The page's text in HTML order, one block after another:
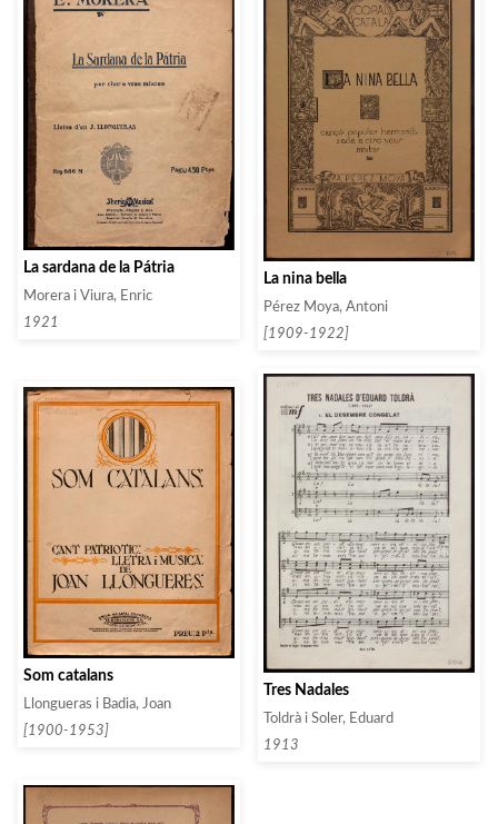
La sardana de la Pátria
Morera i Viura, Enric
1921
La nina bella
Pérez Moya, Antoni
[1909-1922]
Som catalans
Llongueras i Badia, Joan
[1900-1953]
Tres Nadales
Toldrà i Soler, Eduard
1913